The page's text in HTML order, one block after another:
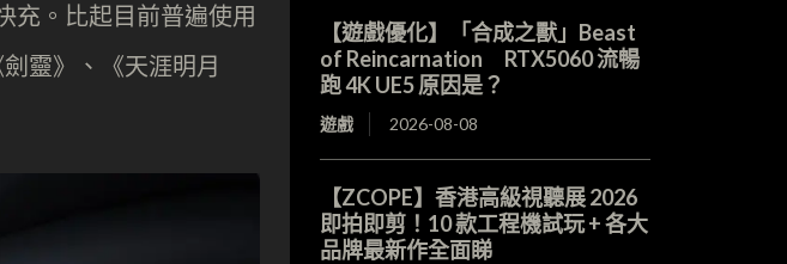
。比起目前普遍使用
靈》、《天涯明月
【遊戲優化】「合成之獸」Beast
of Reincarnation RTX5060 流暢
跑 4K UE5 原因是？
遊戲 2026-08-08
【ZCOPE】香港高級視聽展 2026
即拍即剪！10 款工程機試玩 + 各大
品牌最新作全面睇